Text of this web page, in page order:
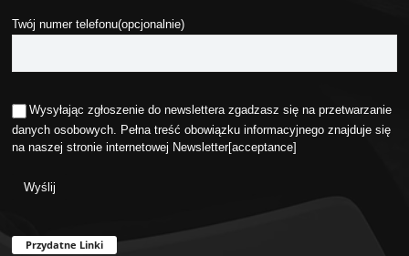
Twój numer telefonu(opcjonalnie)
Wysyłając zgłoszenie do newslettera zgadzasz się na przetwarzanie
danych osobowych. Pełna treść obowiązku informacyjnego znajduje się
na naszej stronie internetowej Newsletter[acceptance]
Przydatne Linki